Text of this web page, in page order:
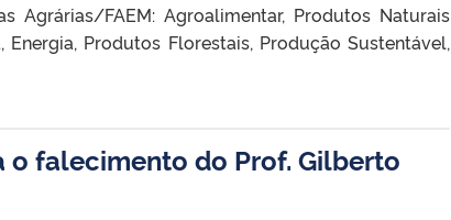
Agrárias/FAEM: Agroalimentar, Produtos Naturais
Produtos Florestais, Produção Sustentável,
o falecimento do Prof. Gilberto